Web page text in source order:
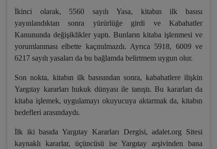
İkinci olarak, 5560 sayılı Yasa, kitabın ilk basısı
yayınlandıktan sonra yürürlüğe girdi ve Kabahatler
Kanununda değişiklikler yaptı. Bunların kitaba işlenmesi ve
yorumlanması elbette kaçınılmazdı. Ayrıca 5918, 6009 ve
6217 sayılı yasaları da bu bağlamda belirtmem uygun olur.
Son nokta, kitabın ilk basısından sonra, kabahatlere ilişkin
Yargıtay kararları hukuk dünyası ile tanıştı. Bu kararları da
kitaba işlemek, uygulamayı okuyucuya aktarmak da, kitabın
hedefleri arasındaydı.
İlk iki basıda Yargıtay Kararları Dergisi, adalet.org Sitesi
kaynaklı kararlar, üçüncüsü ise Yargıtay arşivinden bana